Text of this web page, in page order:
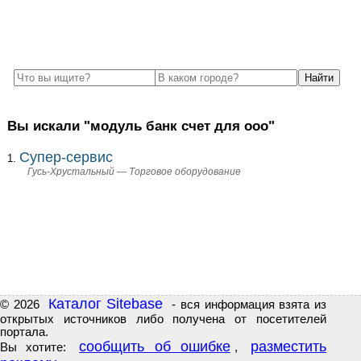
Вы искали "модуль банк счет для ооо"
Супер-сервис
Гусь-Хрустальный — Торговое оборудование
© 2026 Каталог Sitebase
- вся информация взята из
открытых источников либо получена от посетителей
портала.
Вы хотите:
сообщить об ошибке ,
разместить